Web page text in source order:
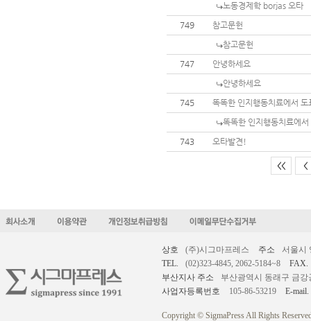
노동경제학 borjas 오타
749
참고문헌
참고문헌
747
안녕하세요
안녕하세요
745
똑똑한 인지행동치료에서
똑똑한 인지행동치료에
743
오타발견!
<< <
상호 (주)시그마프레스 주소
서울시
TEL.
(02)323-4845, 2062-5184~8
FAX.
부산지사 주소
부산광역시 동래구 금강
사업자등록번호
105-86-53219 E-mail.
Copyright © SigmaPress All Rights